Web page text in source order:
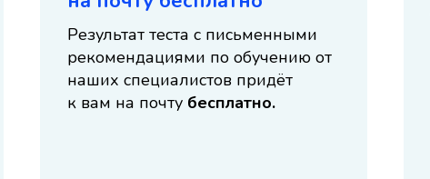
Результат теста с письменными
рекомендациями по обучению от
наших специалистов придёт
к вам на почту бесплатно.